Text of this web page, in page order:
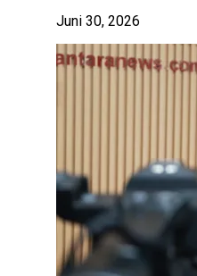
Juni 30, 2026